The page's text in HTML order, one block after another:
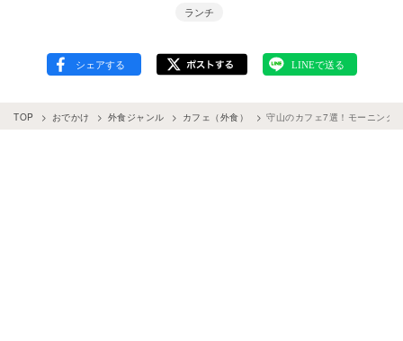
ランチ
TOP おでかけ 外食ジャンル カフェ（外食） 守山のカフェ7選！モーニング